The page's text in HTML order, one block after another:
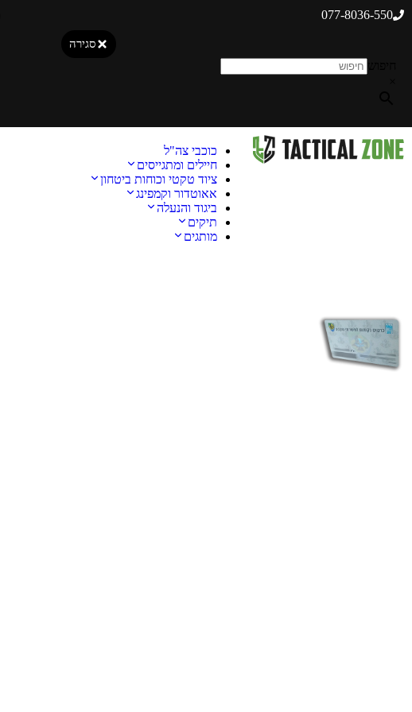
077-8036-550
סגירה
כוכבי צה"ל
חיילים ומתגייסים
ציוד טקטי וכוחות ביטחון
אאוטדור וקמפינג
ביגוד והנעלה
תיקים
מותגים